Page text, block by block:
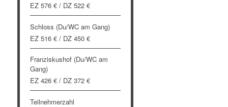
EZ 576 € / DZ 522 €
Schloss (Du/WC am Gang)
EZ 516 € / DZ 450 €
Franziskushof (Du/WC am
Gang)
EZ 426 € / DZ 372 €
Teilnehmerzahl